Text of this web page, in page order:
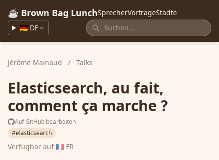
☕ Brown Bag LunchSprecherVorträgeStädte
🇩🇪 DE
Jérôme Mainaud / Talks
Elasticsearch, au fait,
comment ça marche ?
Auf GitHub bearbeiten
#elasticsearch
Verfügbar auf🇫🇷 FR